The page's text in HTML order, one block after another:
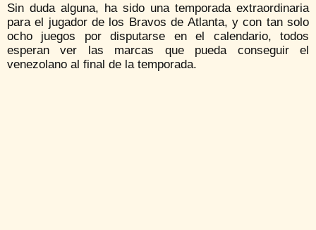
Sin duda alguna, ha sido una temporada extraordinaria
para el jugador de los Bravos de Atlanta, y con tan solo
ocho juegos por disputarse en el calendario, todos
esperan ver las marcas que pueda conseguir el
venezolano al final de la temporada.